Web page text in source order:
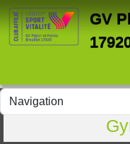
GV
Panneau de gestion des